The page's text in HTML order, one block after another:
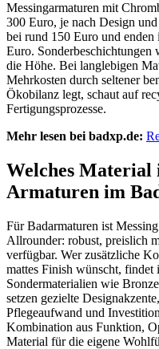
Messingarmaturen mit
300 Euro, je nach Design
bei rund 150 Euro und enden
Euro.
die Höhe. Bei langlebigen
Mehrkosten durch seltener
Ökobilanz legt, schaut auf
Fertigungsprozesse.
Mehr lesen bei badxp.de:
Welches Material
Armaturen im
Für Badarmaturen ist
Allrounder: robust, preislich
verfügbar. Wer zusätzliche
mattes Finish wünscht, findet
Sondermaterialien wie
setzen gezielte
Pflegeaufwand und
Kombination aus Funktion,
Material für die eigene